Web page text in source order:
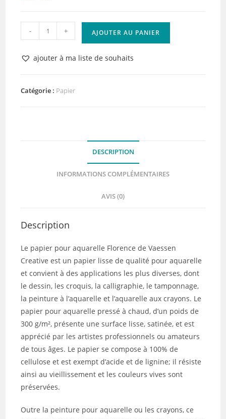
quantité
de
Lot
Papiers
- + AJOUTER AU PANIER
ajouter à ma liste de souhaits
Catégorie : Papier
DESCRIPTION
INFORMATIONS COMPLÉMENTAIRES
AVIS (0)
Description
Le papier pour aquarelle Florence de Vaessen
Creative est un papier lisse de qualité pour aquarelle
et convient à des applications les plus diverses, dont
le dessin, les croquis, la calligraphie, le tamponnage,
la peinture à l’aquarelle et l’aquarelle aux crayons. Le
papier pour aquarelle pressé à chaud, d’un poids de
300 g/m², présente une surface lisse, satinée, et est
apprécié par les artistes professionnels ou amateurs
de tous âges. Le papier se compose à 100% de
cellulose et est exempt d’acide et de lignine; il résiste
ainsi au vieillissement et les couleurs vives sont
préservées.
Outre la peinture pour aquarelle ou les crayons, ce